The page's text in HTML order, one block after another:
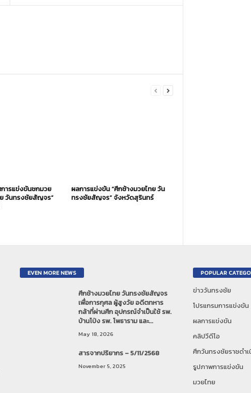
ารแข่งขันชกมวย
วันทรงชัยสัญจร”
ผลการแข่งขัน “ศึกช้างมวยไทย วัน
ทรงชัยสัญจร” จังหวัดสุรินทร์
EVEN MORE NEWS
ศึกช้างมวยไทย วันทรงชัยสัญจร
เพื่อการกุศล ผู้สูงวัย อดีตทหาร
กล้าที่ผ่านศึก อุปกรณ์จำเป็นใช้ รพ.
บ้านโป่ง รพ. โพธาราม และ...
May 18, 2026
สารจากปริยากร – 5/11/2568
November 5, 2025
POPULAR
ข่าววันทรงชัย
โปรแกรมการแข่งขัน
ผลการแข่งขัน
คลิปวีดีโอ
ศึกวันทรงชัยราชดำเ
รูปภาพการแข่งขัน
มวยไทย